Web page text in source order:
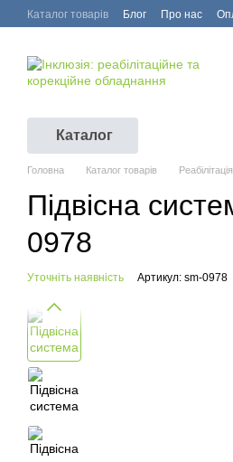
Перейти до основного контенту
Каталог товарів Блог Про нас
Каталог
Головна Каталог товарів
Підвісна
0978
Уточніть наявність Артикул: sm-0978